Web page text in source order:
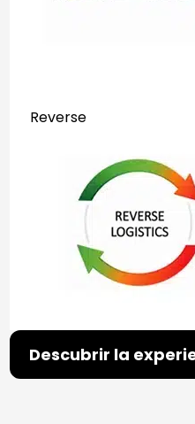
Reverse
Descubrir la